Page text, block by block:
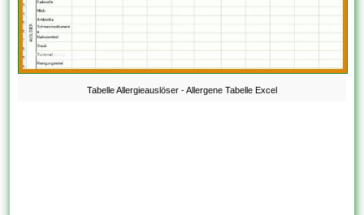
Tabelle Allergieauslöser - Allergene Tabelle Excel